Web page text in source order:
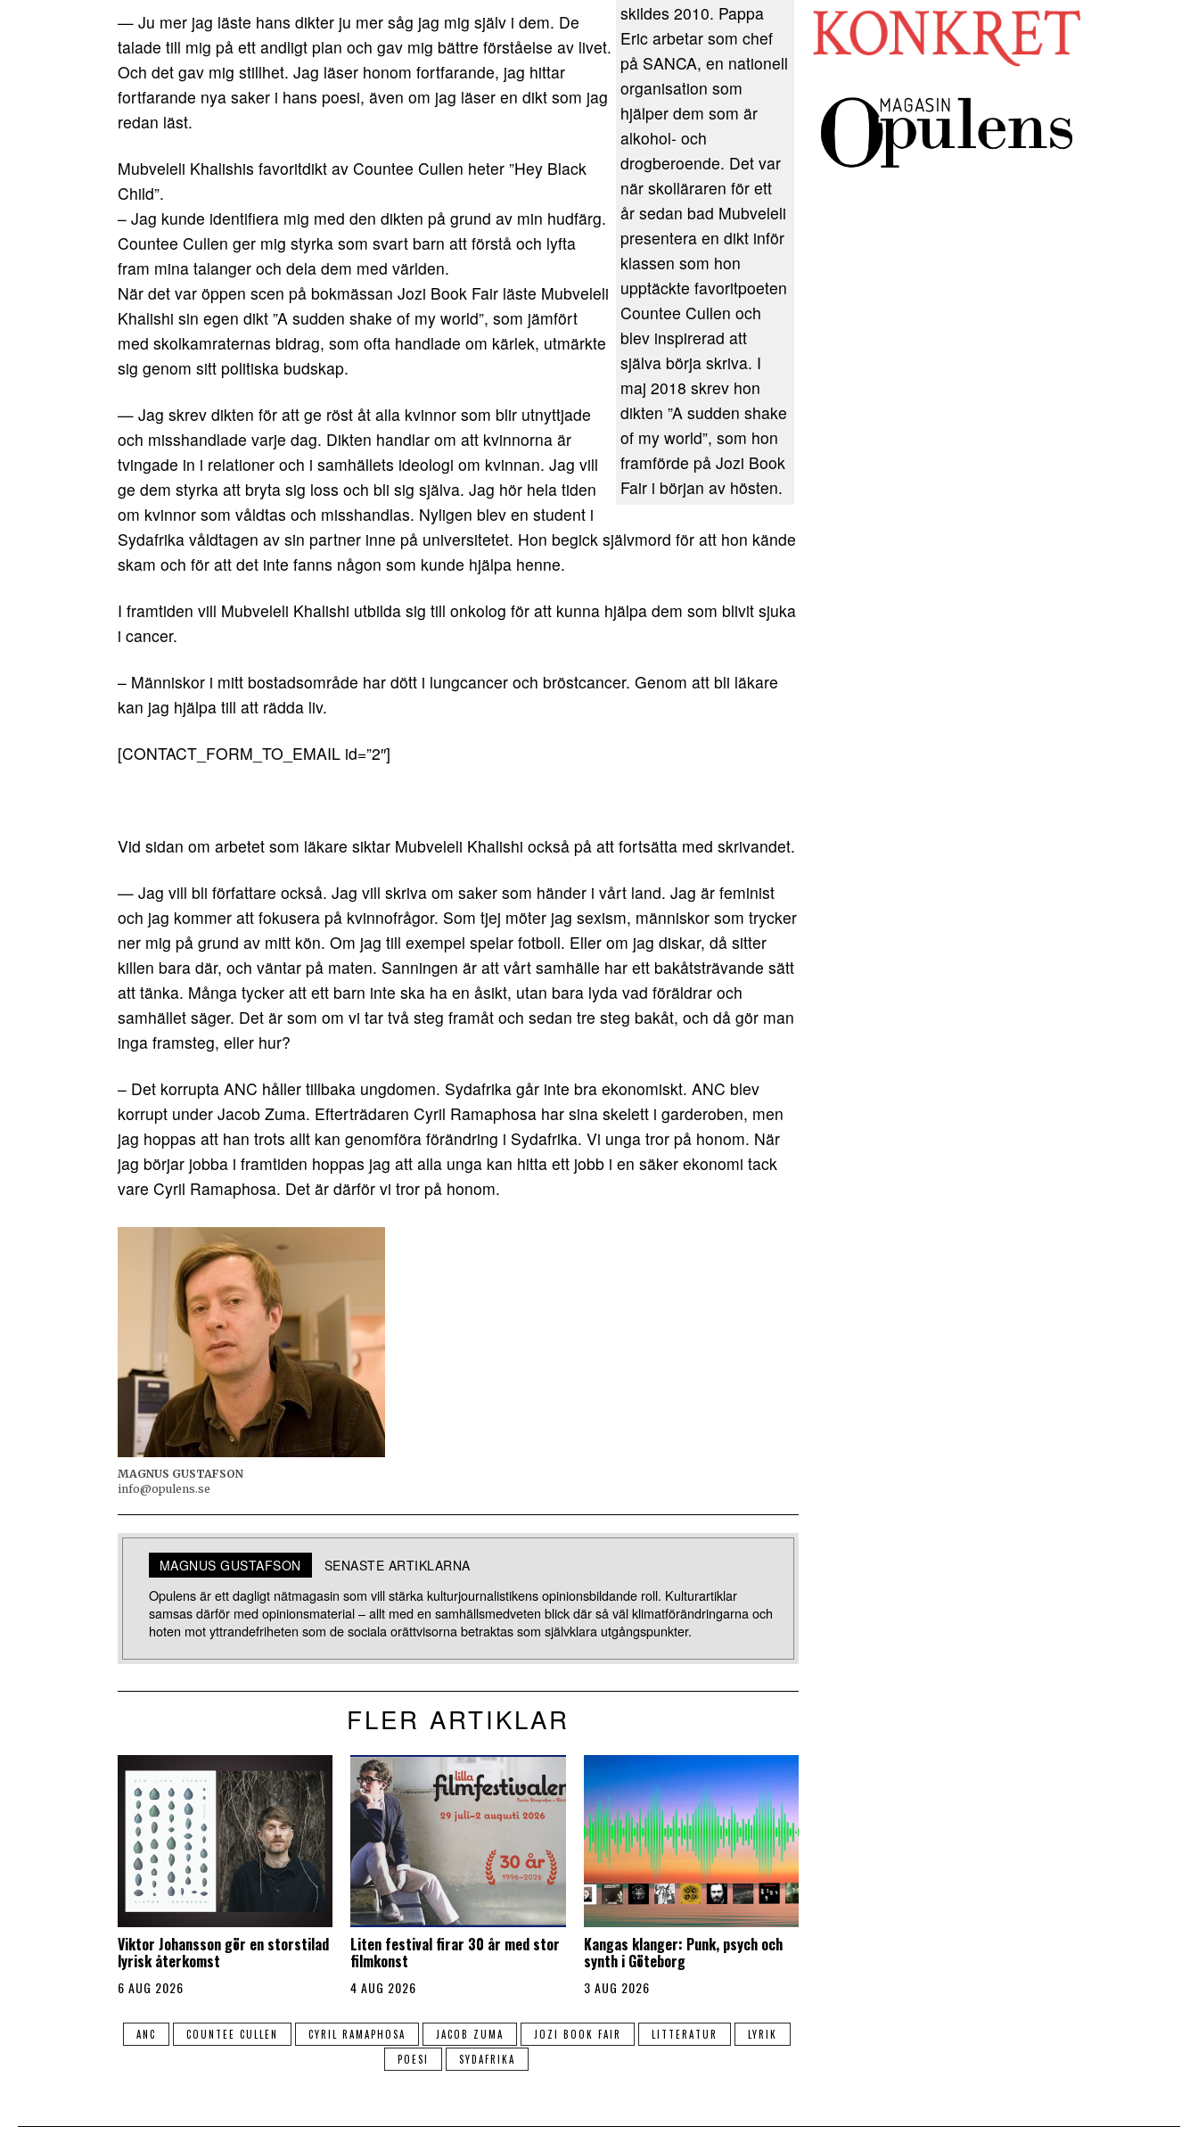
skildes 2010. Pappa
Eric arbetar som chef
på SANCA, en nationell
organisation som
hjälper dem som är
alkohol- och
drogberoende. Det var
när skolläraren för ett
år sedan bad Mubveleli
presentera en dikt inför
klassen som hon
upptäckte favoritpoeten
Countee Cullen och
blev inspirerad att
själva börja skriva. I
maj 2018 skrev hon
dikten ”A sudden shake
of my world”, som hon
framförde på Jozi Book
Fair i början av hösten.
— Ju mer jag läste hans dikter ju mer såg jag mig själv i dem. De
talade till mig på ett andligt plan och gav mig bättre förståelse av livet.
Och det gav mig stillhet. Jag läser honom fortfarande, jag hittar
fortfarande nya saker i hans poesi, även om jag läser en dikt som jag
redan läst.
Mubveleli Khalishis favoritdikt av Countee Cullen heter ”Hey Black
Child”.
– Jag kunde identifiera mig med den dikten på grund av min hudfärg.
Countee Cullen ger mig styrka som svart barn att förstå och lyfta
fram mina talanger och dela dem med världen.
När det var öppen scen på bokmässan Jozi Book Fair läste Mubveleli
Khalishi sin egen dikt ”A sudden shake of my world”, som jämfört
med skolkamraternas bidrag, som ofta handlade om kärlek, utmärkte
sig genom sitt politiska budskap.
— Jag skrev dikten för att ge röst åt alla kvinnor som blir utnyttjade
och misshandlade varje dag. Dikten handlar om att kvinnorna är
tvingade in i relationer och i samhällets ideologi om kvinnan. Jag vill
ge dem styrka att bryta sig loss och bli sig själva. Jag hör hela tiden
om kvinnor som våldtas och misshandlas. Nyligen blev en student i
Sydafrika våldtagen av sin partner inne på universitetet. Hon begick självmord för att hon kände
skam och för att det inte fanns någon som kunde hjälpa henne.
I framtiden vill Mubveleli Khalishi utbilda sig till onkolog för att kunna hjälpa dem som blivit sjuka
i cancer.
– Människor i mitt bostadsområde har dött i lungcancer och bröstcancer. Genom att bli läkare
kan jag hjälpa till att rädda liv.
[CONTACT_FORM_TO_EMAIL id=”2″]
Vid sidan om arbetet som läkare siktar Mubveleli Khalishi också på att fortsätta med skrivandet.
— Jag vill bli författare också. Jag vill skriva om saker som händer i vårt land. Jag är feminist
och jag kommer att fokusera på kvinnofrågor. Som tjej möter jag sexism, människor som trycker
ner mig på grund av mitt kön. Om jag till exempel spelar fotboll. Eller om jag diskar, då sitter
killen bara där, och väntar på maten. Sanningen är att vårt samhälle har ett bakåtsträvande sätt
att tänka. Många tycker att ett barn inte ska ha en åsikt, utan bara lyda vad föräldrar och
samhället säger. Det är som om vi tar två steg framåt och sedan tre steg bakåt, och då gör man
inga framsteg, eller hur?
– Det korrupta ANC håller tillbaka ungdomen. Sydafrika går inte bra ekonomiskt. ANC blev
korrupt under Jacob Zuma. Efterträdaren Cyril Ramaphosa har sina skelett i garderoben, men
jag hoppas att han trots allt kan genomföra förändring i Sydafrika. Vi unga tror på honom. När
jag börjar jobba i framtiden hoppas jag att alla unga kan hitta ett jobb i en säker ekonomi tack
vare Cyril Ramaphosa. Det är därför vi tror på honom.
MAGNUS GUSTAFSON
info@opulens.se
MAGNUS GUSTAFSON SENASTE ARTIKLARNA
Opulens är ett dagligt nätmagasin som vill stärka kulturjournalistikens opinionsbildande roll. Kulturartiklar
samsas därför med opinionsmaterial – allt med en samhällsmedveten blick där så väl klimatförändringarna och
hoten mot yttrandefriheten som de sociala orättvisorna betraktas som självklara utgångspunkter.
FLER ARTIKLAR
Viktor Johansson gör en storstilad
lyrisk återkomst
6 AUG 2026
Liten festival firar 30 år med stor
filmkonst
4 AUG 2026
Kangas klanger: Punk, psych och
synth i Göteborg
3 AUG 2026
ANC COUNTEE CULLEN CYRIL RAMAPHOSA JACOB ZUMA JOZI BOOK FAIR LITTERATUR
LYRIK
POESI
SYDAFRIKA